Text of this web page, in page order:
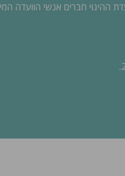
ההיגוי חברים אנשי הוועדה